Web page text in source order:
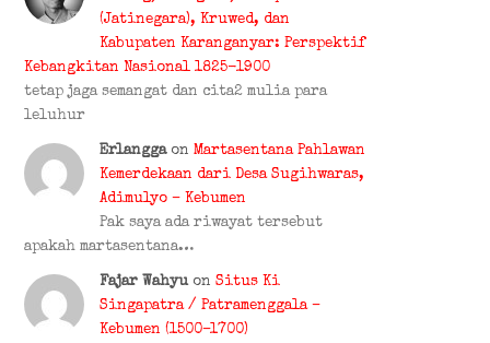
(Jatinegara), Kruwed, dan
Kabupaten Karanganyar: Perspektif
Kebangkitan Nasional 1825-1900
tetap jaga semangat dan cita2 mulia para
leluhur
Erlangga on Martasentana Pahlawan
Kemerdekaan dari Desa Sugihwaras,
Adimulyo – Kebumen
Pak saya ada riwayat tersebut
apakah martasentana…
Fajar Wahyu on Situs Ki
Singapatra / Patramenggala –
Kebumen (1500–1700)